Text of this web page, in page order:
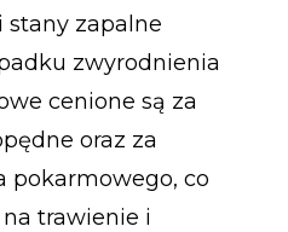
stany zapalne
zwyrodnienia
cenione są za
oraz za
pokarmowego, co
trawienie i